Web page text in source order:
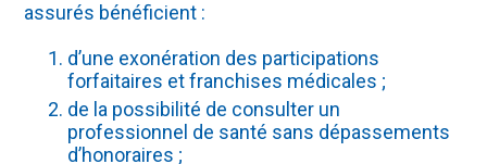
assurés bénéficient :
d’une exonération des participations
forfaitaires et franchises médicales ;
de la possibilité de consulter un
professionnel de santé sans dépassements
d’honoraires ;